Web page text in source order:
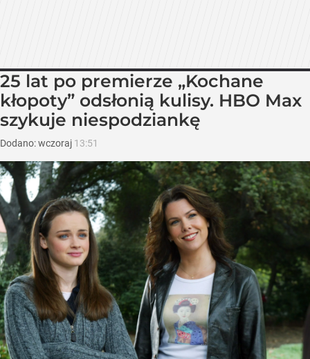
25 lat po premierze „Kochane
kłopoty” odsłonią kulisy. HBO Max
szykuje niespodziankę
Dodano:wczoraj 13:51